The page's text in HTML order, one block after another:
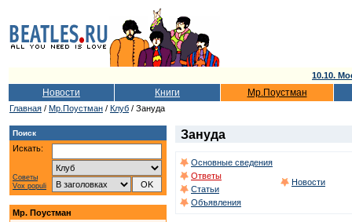
10.10.
Новости Книги Мр.Поустман
Главная / Мр.Поустман / Клуб / Зануда
Поиск
Искать:
Советы
Vox populi
Мр. Поустман
Зануда
Основные сведения
Ответы
Статьи
Объявления
Новости